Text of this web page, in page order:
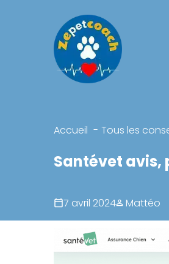
Accueil Tous les
Santévet avis,
7 avril 2024 Mattéo